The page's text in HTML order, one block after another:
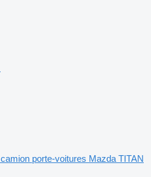
camion porte-voitures Mazda TITAN